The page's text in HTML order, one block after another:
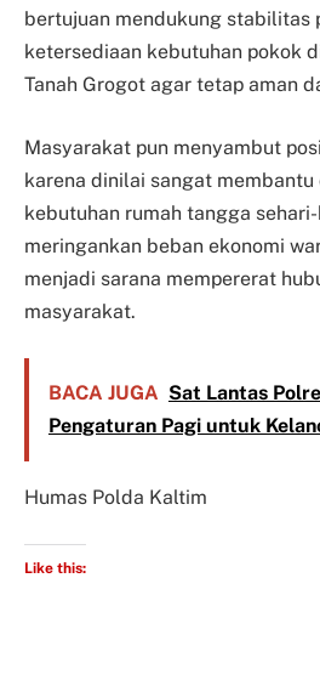
bertujuan mendukung stabilitas
ketersediaan kebutuhan pokok
Tanah Grogot agar tetap aman
Masyarakat pun menyambut
karena dinilai sangat membantu
kebutuhan rumah tangga
meringankan beban ekonomi
menjadi sarana mempererat
masyarakat.
BACA JUGA Sat Lantas
Pengaturan Pagi untuk
Humas Polda Kaltim
Like this: